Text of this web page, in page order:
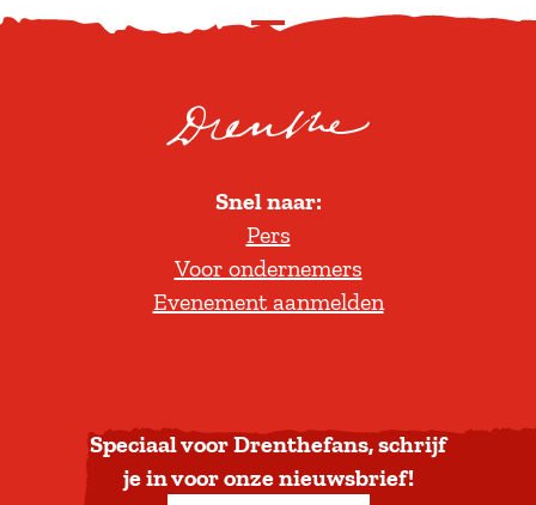
S
o
l
t
e
r
a
a
Snel naar:
Pers
Voor ondernemers
Evenement aanmelden
Speciaal voor Drenthefans, schrijf
je in voor onze nieuwsbrief!